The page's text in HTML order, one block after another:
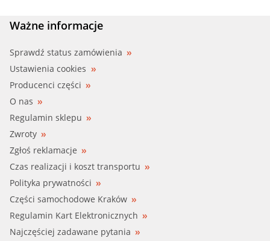
Ważne informacje
Sprawdź status zamówienia
Ustawienia cookies
Producenci części
O nas
Regulamin sklepu
Zwroty
Zgłoś reklamacje
Czas realizacji i koszt transportu
Polityka prywatności
Części samochodowe Kraków
Regulamin Kart Elektronicznych
Najczęściej zadawane pytania